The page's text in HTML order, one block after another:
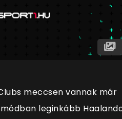
meccsen vannak már
leginkább